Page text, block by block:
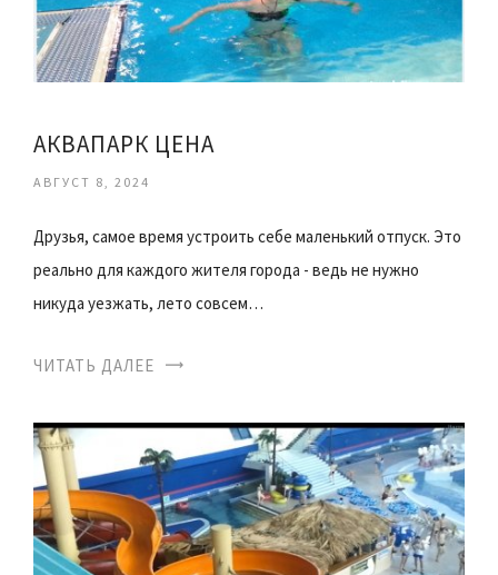
АКВАПАРК ЦЕНА
АВГУСТ 8, 2024
Друзья, самое время устроить себе маленький отпуск. Это
реально для каждого жителя города - ведь не нужно
никуда уезжать, лето совсем…
ЧИТАТЬ ДАЛЕЕ